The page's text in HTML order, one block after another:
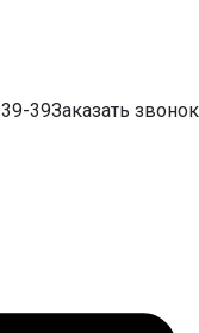
39Заказать звонок